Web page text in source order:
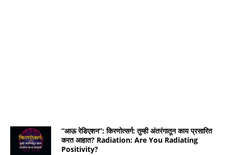
“आऊ रेडिएशन”: किरणोत्सर्ग: तुम्ही अंतरंगातून काय प्रसारित
करत आहात? Radiation: Are You Radiating
Positivity?